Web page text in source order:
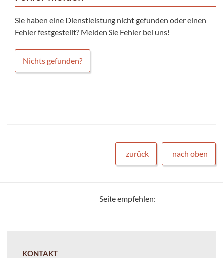
Sie haben eine Dienstleistung nicht gefunden oder einen
Fehler festgestellt? Melden Sie Fehler bei uns!
Nichts gefunden?
zurück nach oben
Seite empfehlen:
KONTAKT